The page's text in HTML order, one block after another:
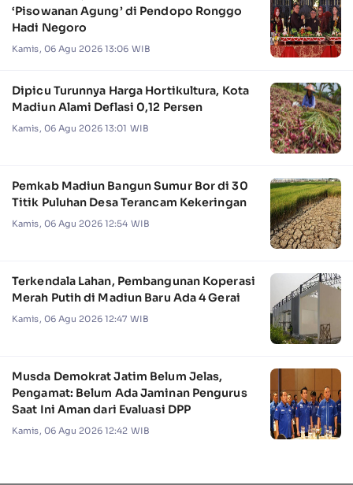
‘Pisowanan Agung’ di Pendopo Ronggo
Hadi Negoro
Kamis, 06 Agu 2026 13:06 WIB
Dipicu Turunnya Harga Hortikultura, Kota
Madiun Alami Deflasi 0,12 Persen
Kamis, 06 Agu 2026 13:01 WIB
Pemkab Madiun Bangun Sumur Bor di 30
Titik Puluhan Desa Terancam Kekeringan
Kamis, 06 Agu 2026 12:54 WIB
Terkendala Lahan, Pembangunan Koperasi
Merah Putih di Madiun Baru Ada 4 Gerai
Kamis, 06 Agu 2026 12:47 WIB
Musda Demokrat Jatim Belum Jelas,
Pengamat: Belum Ada Jaminan Pengurus
Saat Ini Aman dari Evaluasi DPP
Kamis, 06 Agu 2026 12:42 WIB